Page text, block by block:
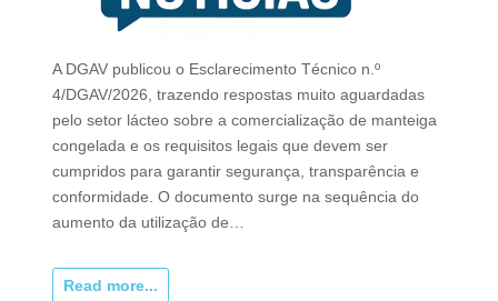
A DGAV publicou o Esclarecimento Técnico n.º
4/DGAV/2026, trazendo respostas muito aguardadas
pelo setor lácteo sobre a comercialização de manteiga
congelada e os requisitos legais que devem ser
cumpridos para garantir segurança, transparência e
conformidade. O documento surge na sequência do
aumento da utilização de…
Read more...